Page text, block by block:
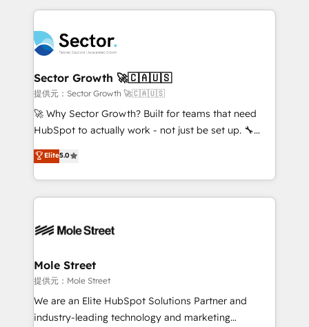
empresas em 13 países utilizam a Nexforce. Somos
a maior parceira da HubSpot na América Latina e
líder no ranking global de sucesso do cliente da
HubSpot.
integrations, custom CMS portal development,
businesses. Our teams are based in North America
and APAC. We are HubSpot's top-ranked Advanced
Implementation Certified Partner and we contribute
to their advisory council. We strive to do 'good work
with good people' and have worked with incredible
brands. You can see some of them on our website,
Sector Growth 🚀🇨🇦🇺🇸
提供元：Sector Growth 🚀🇨🇦🇺🇸
🚀 Why Sector Growth? Built for teams that need
HubSpot to actually work - not just be set up. 🔧
HubSpot Experts: Onboarding, migrations,
automation, and training built for adoption. ⚡ Highly
Technical Execution: ERP, EMR and Custom
Integrations; complex builds delivered in weeks, not
workflows; automation agents; process optimization
Healthcare: HIPAA implementations; secure data
workflows 💼 Financial Services: compliant
workflows; audit-ready reporting ⚖️ Legal: client
intake; pipeline and document workflows 🛒 E-
Elite5.0
Mole Street
提供元：Mole Street
We are an Elite HubSpot Solutions Partner and
industry-leading technology and marketing